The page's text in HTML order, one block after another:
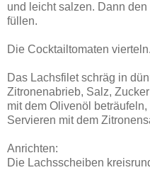
und leicht salzen. Dann
füllen.
Die Cocktailtomaten vierteln.
Das Lachsfilet schräg in
Zitronenabrieb, Salz,
mit dem Olivenöl
Servieren mit dem
Anrichten:
Die Lachsscheiben